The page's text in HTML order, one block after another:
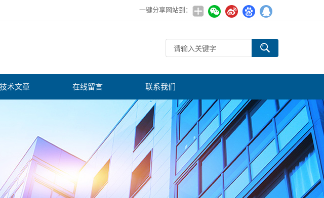
一键分享网站到：
技术文章 在线留言 联系我们